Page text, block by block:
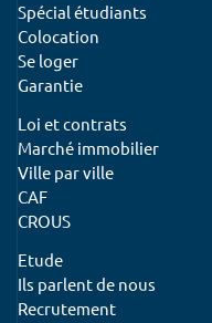
Spécial étudiants
Colocation
Se loger
Garantie
Loi et contrats
Marché immobilier
Ville par ville
CAF
CROUS
Etude
Ils parlent de nous
Recrutement